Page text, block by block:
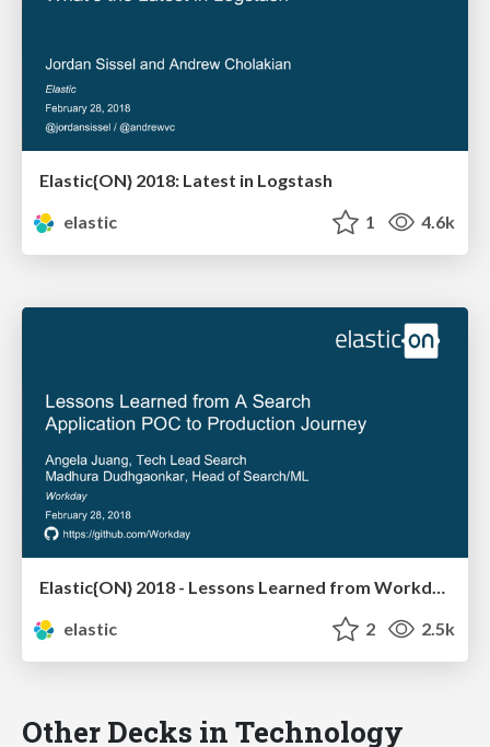
Elastic{ON} 2018: Latest in Logstash
elastic
1 4.6k
Elastic{ON} 2018 - Lessons Learned from Workday's Search Application Journey from POC to Production
elastic
2 2.5k
Other Decks in Technology